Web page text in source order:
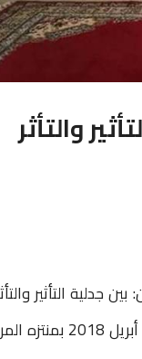
والتأثر
جدلية التأثير
مؤسسة هانز سايدل الألمانية، والمركز